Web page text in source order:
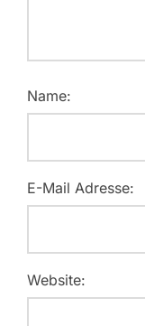
Name:
E-Mail Adresse:
Website: